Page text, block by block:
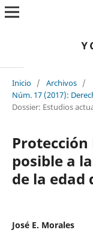
Inicio / Archivos /
Núm. 17 (2017):
Dossier: Estudios
posible a
de la
José E. Morales